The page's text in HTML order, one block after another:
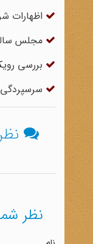
اظهارات
مجلس
بررسی
سرسپردگی
نظر